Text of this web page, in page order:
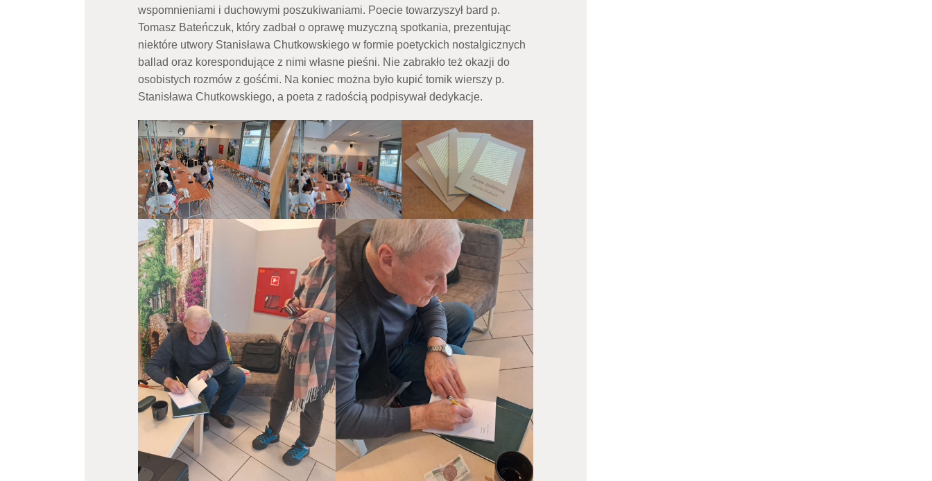
wspomnieniami i duchowymi poszukiwaniami. Poecie towarzyszył bard p.
Tomasz Bateńczuk, który zadbał o oprawę muzyczną spotkania, prezentując
niektóre utwory Stanisława Chutkowskiego w formie poetyckich nostalgicznych
ballad oraz korespondujące z nimi własne pieśni. Nie zabrakło też okazji do
osobistych rozmów z gośćmi. Na koniec można było kupić tomik wierszy p.
Stanisława Chutkowskiego, a poeta z radością podpisywał dedykacje.